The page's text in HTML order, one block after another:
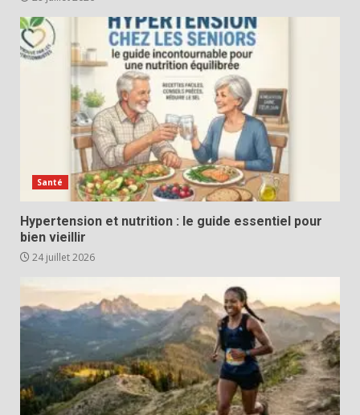
Santé
Hypertension et nutrition : le guide essentiel pour
bien vieillir
24 juillet 2026